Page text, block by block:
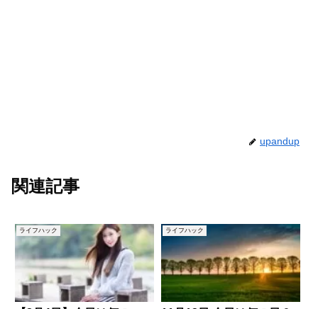
upandup
関連記事
ライフハック ライフハック